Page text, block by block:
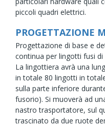
piccoli quadri elettrici.
PROGETTAZIONE
Progettazione di base e
continua per lingotti fusi
La lingottiera avrà una
in totale 80 lingotti in
sulla parte inferiore
fusorio). Si muoverà ad
nastro trasportatore, sul
trascinato da due ruote